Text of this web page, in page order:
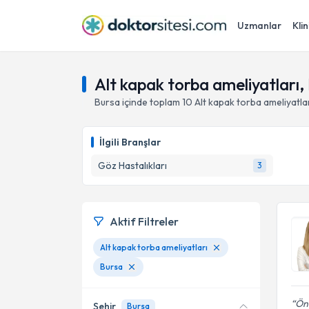
Uzmanlar
Alt kapak torba ameliyatları,
Bursa içinde toplam 10 Alt kapak torba
İlgili Branşlar
Göz Hastalıkları
3
Aktif Filtreler
Alt kapak torba ameliyatları
Bursa
Şehir Bursa